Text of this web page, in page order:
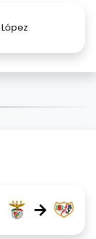
López
→